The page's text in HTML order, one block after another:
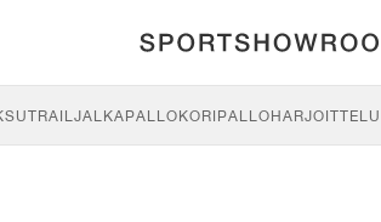
TRAILJALKAPALLOKORIPALLOHARJOITTELU